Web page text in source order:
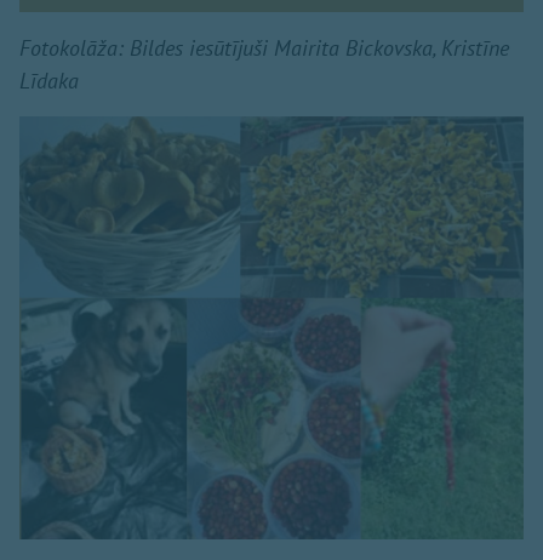
Fotokolāža: Bildes iesūtījuši Mairita Bickovska, Kristīne
Līdaka